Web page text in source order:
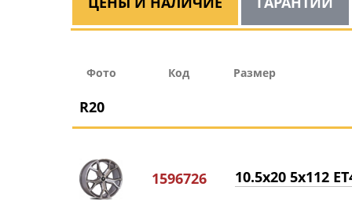
Фото Код Размер
R20
1596726 10.5x20 5x112